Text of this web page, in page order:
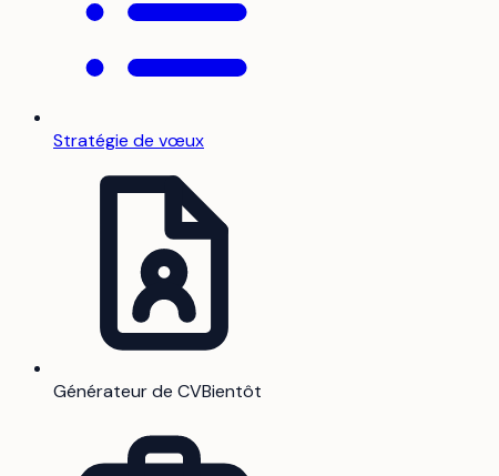
Stratégie de vœux
Générateur de CVBientôt